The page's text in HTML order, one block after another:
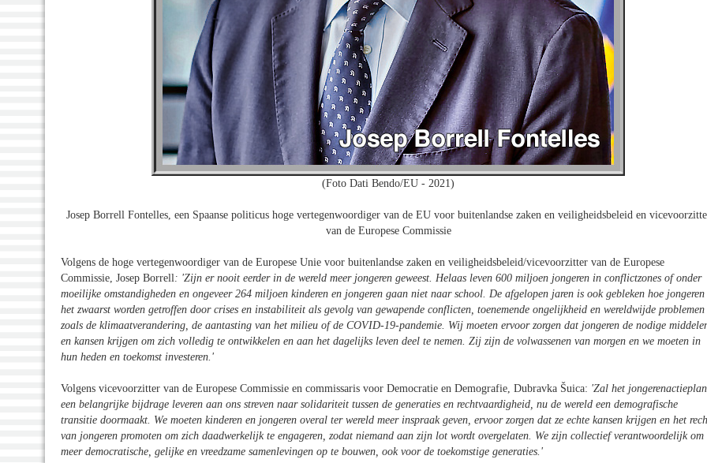
(Foto Dati Bendo/EU - 2021)
Josep Borrell Fontelles, een Spaanse politicus hoge vertegenwoordiger van de EU voor buitenlandse zaken en veiligheidsbeleid en
van de Europese Commissie
Volgens de hoge vertegenwoordiger van de Europese Unie voor buitenlandse zaken en veiligheidsbeleid/vicevoorzitter van de Europese
Commissie, Josep Borrell : 'Zijn er nooit eerder in de wereld meer jongeren geweest. Helaas leven 600 miljoen jongeren in conflictzones of onder
moeilijke omstandigheden en ongeveer 264 miljoen kinderen en jongeren gaan niet naar school. De afgelopen jaren is ook gebleken hoe jongeren
het zwaarst worden getroffen door crises en instabiliteit als gevolg van gewapende conflicten, toenemende ongelijkheid en wereldwijde problemen
zoals de klimaatverandering, de aantasting van het milieu of de COVID-19-pandemie. Wij moeten ervoor zorgen dat jongeren de nodige
en kansen krijgen om zich volledig te ontwikkelen en aan het dagelijks leven deel te nemen. Zij zijn de volwassenen van morgen en we moeten in
hun heden en toekomst investeren. '
Volgens vicevoorzitter van de Europese Commissie en commissaris voor Democratie en Demografie, Dubravka Šuica: 'Zal het jongerenactieplan
een belangrijke bijdrage leveren aan ons streven naar solidariteit tussen de generaties en rechtvaardigheid, nu de wereld een demografische
transitie doormaakt. We moeten kinderen en jongeren overal ter wereld meer inspraak geven, ervoor zorgen dat ze echte kansen krijgen en het
van jongeren promoten om zich daadwerkelijk te engageren, zodat niemand aan zijn lot wordt overgelaten. We zijn collectief verantwoordelijk om
meer democratische, gelijke en vreedzame samenlevingen op te bouwen, ook voor de toekomstige generaties. '